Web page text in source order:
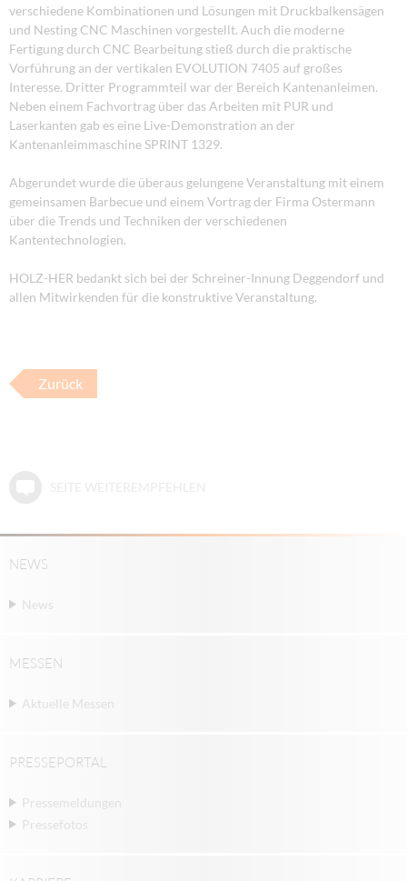
verschiedene Kombinationen und Lösungen mit Druckbalkensägen
und Nesting CNC Maschinen vorgestellt. Auch die moderne
Fertigung durch CNC Bearbeitung stieß durch die praktische
Vorführung an der vertikalen EVOLUTION 7405 auf großes
Interesse. Dritter Programmteil war der Bereich Kantenanleimen.
Neben einem Fachvortrag über das Arbeiten mit PUR und
Laserkanten gab es eine Live-Demonstration an der
Kantenanleimmaschine SPRINT 1329.
Abgerundet wurde die überaus gelungene Veranstaltung mit einem
gemeinsamen Barbecue und einem Vortrag der Firma Ostermann
über die Trends und Techniken der verschiedenen
Kantentechnologien.
HOLZ-HER bedankt sich bei der Schreiner-Innung Deggendorf und
allen Mitwirkenden für die konstruktive Veranstaltung.
Zurück
NEWS
News
MESSEN
Aktuelle Messen
PRESSEPORTAL
Pressemeldungen
Pressefotos